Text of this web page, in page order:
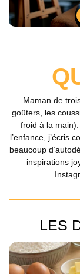
Maman de
goûters, les
froid à la
l’enfance, j’écris
beaucoup
inspirations
LES